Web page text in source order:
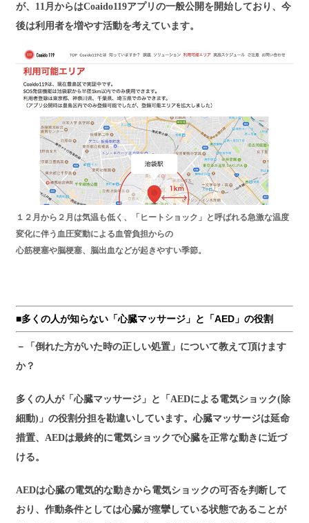
が、11月からはCoaido119アプリの一般公開を開始しており、今
後は利用者を増やす活動を考えています。
１２月から２月は気温も低く、「ヒートショック」と呼ばれる急激な温度
変化に伴う血圧変動による血管負担からの
心筋梗塞や脳梗塞、脳出血などが起きやすい季節。
■多くの人が知らない「心臓マッサージ」と「AED」の役割
－「倒れた方がいた時の正しい処置」について教えて頂けます
か？
多くの人が「心臓マッサージ」と「AEDによる電気ショック(除
細動)」の役割分担を勘違いしています。心臓マッサージは延命
措置、AEDは最終的に電気ショックで心臓を正常な動きに近づ
ける。
AEDは心臓の電気的な動きから電気ショックの可否を判断して
おり、作動条件としては心臓が痙攣している状態であることが